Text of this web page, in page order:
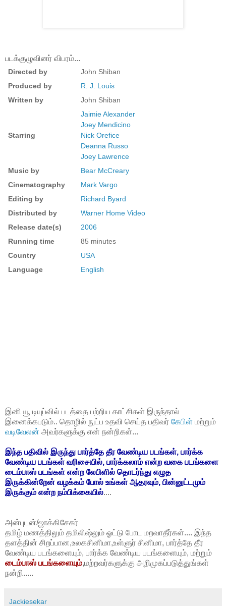
படக்குழுவினர் விபரம்...
Directed by
John Shiban
Produced by
R. J. Louis
Written by
John Shiban
Starring
Jaimie Alexander
Joey Mendicino
Nick Orefice
Deanna Russo
Joey Lawrence
Music by
Bear McCreary
Cinematography
Mark Vargo
Editing by
Richard Byard
Distributed by
Warner Home Video
Release date(s)
2006
Running time
85 minutes
Country
USA
Language
English
இனி யூ டியுப்வில் படத்தை பற்றிய காட்சிகள் இருந்தால்
இனைக்கபடும்.. தொழில் நுட்ப உதவி செய்த பதிவர் கேபிள் மற்றும்
வடிவேலன் அவர்களுக்கு என் நன்றிகள்...
இந்த பதிவில் இருந்து பார்த்தே தீர வேண்டிய படங்கள், பார்க்க
வேண்டிய படங்கள் வரிசையில், பார்க்கலாம் என்ற வகை படங்களை
டைம்பாஸ் படங்கள் என்ற லேபிளில் தொடர்ந்து எழுத
இருக்கின்றேன் வழக்கம் போல் உங்கள் ஆதரவும், பின்னுட்டமும்
இருக்கும் என்ற நம்பிக்கையில்....
அன்புடன்/ஜாக்கிசேகர்
தமிழ் மணத்திலும் தமிலிஷ்லும் ஓட்டு போட மறவாதீர்கள்.... இந்த
தளத்தின் சிறப்பான,உலகசினிமா,உள்ளுர் சினிமா, பார்த்தே தீர
வேண்டிய படங்களையும், பார்க்க வேண்டிய படங்களையும், மற்றும்
டைம்பாஸ் படங்களையும்,மற்றவர்களுக்கு அறிமுகப்படுத்துங்கள்
நன்றி.....
Jackiesekar